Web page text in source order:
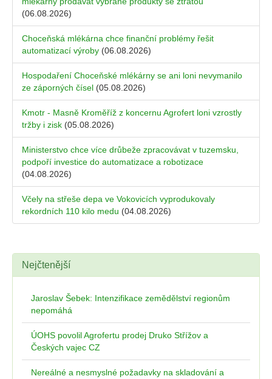
(06.08.2026)
Choceňská mlékárna chce finanční problémy řešit
automatizací výroby (06.08.2026)
Hospodaření Choceňské mlékárny se ani loni nevymanilo
ze záporných čísel (05.08.2026)
Kmotr - Masně Kroměříž z koncernu Agrofert loni vzrostly
tržby i zisk (05.08.2026)
Ministerstvo chce více drůbeže zpracovávat v tuzemsku,
podpoří investice do automatizace a robotizace
(04.08.2026)
Včely na střeše depa ve Vokovicích vyprodukovaly
rekordních 110 kilo medu (04.08.2026)
Nejčtenější
Jaroslav Šebek: Intenzifikace zemědělství regionům
nepomáhá
ÚOHS povolil Agrofertu prodej Druko Střížov a
Českých vajec CZ
Nereálné a nesmyslné požadavky na skladování a